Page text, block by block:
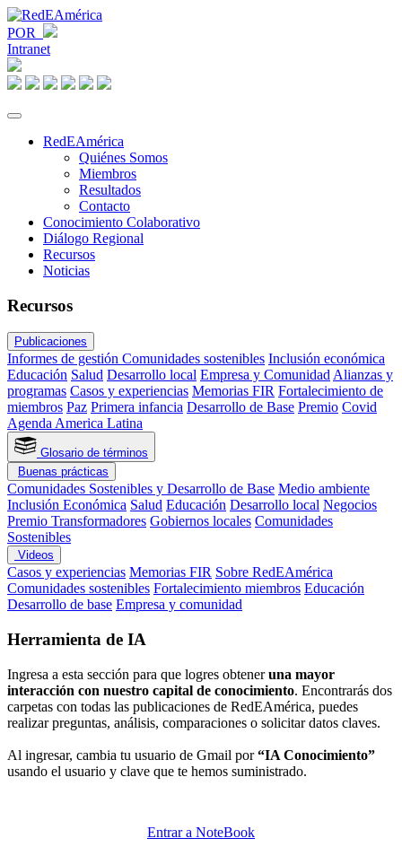
POR
Intranet
RedEAmérica
Quiénes Somos
Miembros
Resultados
Contacto
Conocimiento Colaborativo
Diálogo Regional
Recursos
Noticias
Recursos
Publicaciones
Informes de gestión Comunidades sostenibles Inclusión económica
Educación Salud Desarrollo local Empresa y ComunidadAlianzas y
programas Casos y experiencias Memorias FIR Fortalecimiento de
miembros Paz Primera infancia Desarrollo de Base Premio Covid
Agenda America Latina
Glosario de términos
Buenas prácticas
Comunidades Sostenibles y Desarrollo de Base Medio ambiente
Inclusión Económica Salud Educación Desarrollo local Negocios
Premio Transformadores Gobiernos locales Comunidades
Sostenibles
Videos
Casos y experiencias Memorias FIR Sobre RedEAmérica
Comunidades sostenibles Fortalecimiento miembros Educación
Desarrollo de base Empresa y comunidad
Herramienta de IA
Ingresa a esta sección para que logres obteneruna mayor
interacción con nuestro capital de conocimiento. Encontrarás dos
carpetas con todas las publicaciones de RedEAmérica, puedes
realizar preguntas, análisis, comparaciones o solicitar datos claves.
Al ingresar, cambia tu usuario de Gmail por“IA Conocimiento”
usando el usuario y clave que te hemos suministrado.
Entrar a NoteBook